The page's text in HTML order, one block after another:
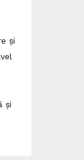
și
și